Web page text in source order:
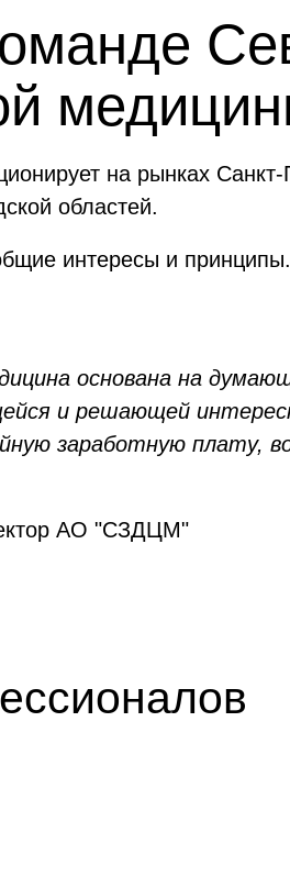
на рынках Санкт-
областей.
интересы и
основана на
и решающей
заработную плату,
АО "СЗДЦМ"